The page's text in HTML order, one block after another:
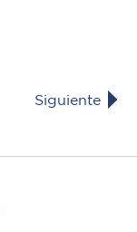
Siguiente